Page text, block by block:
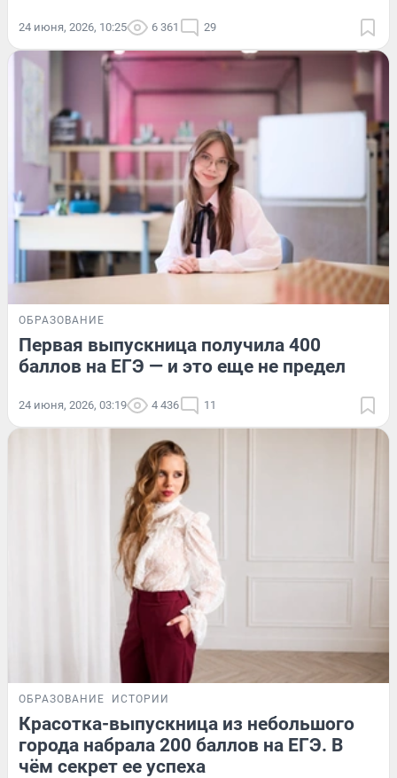
24 июня, 2026, 10:25 6 361 29
ОБРАЗОВАНИЕ
Первая выпускница получила 400
баллов на ЕГЭ — и это еще не предел
24 июня, 2026, 03:19 4 436 11
ОБРАЗОВАНИЕ ИСТОРИИ
Красотка-выпускница из небольшого
города набрала 200 баллов на ЕГЭ. В
чём секрет ее успеха